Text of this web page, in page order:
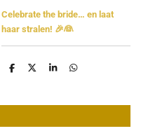
Celebrate the bride… en laat
haar stralen! 🎉👰
D
n
D
S
e
D
n